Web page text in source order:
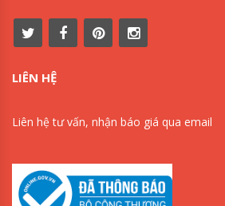
LIÊN HỆ
Liên hệ tư vấn, nhận báo giá qua email